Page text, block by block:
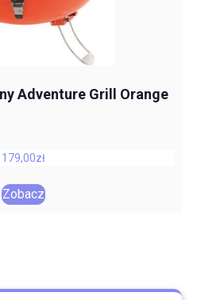
Adventure Grill Orange
179,00zł
Zobacz